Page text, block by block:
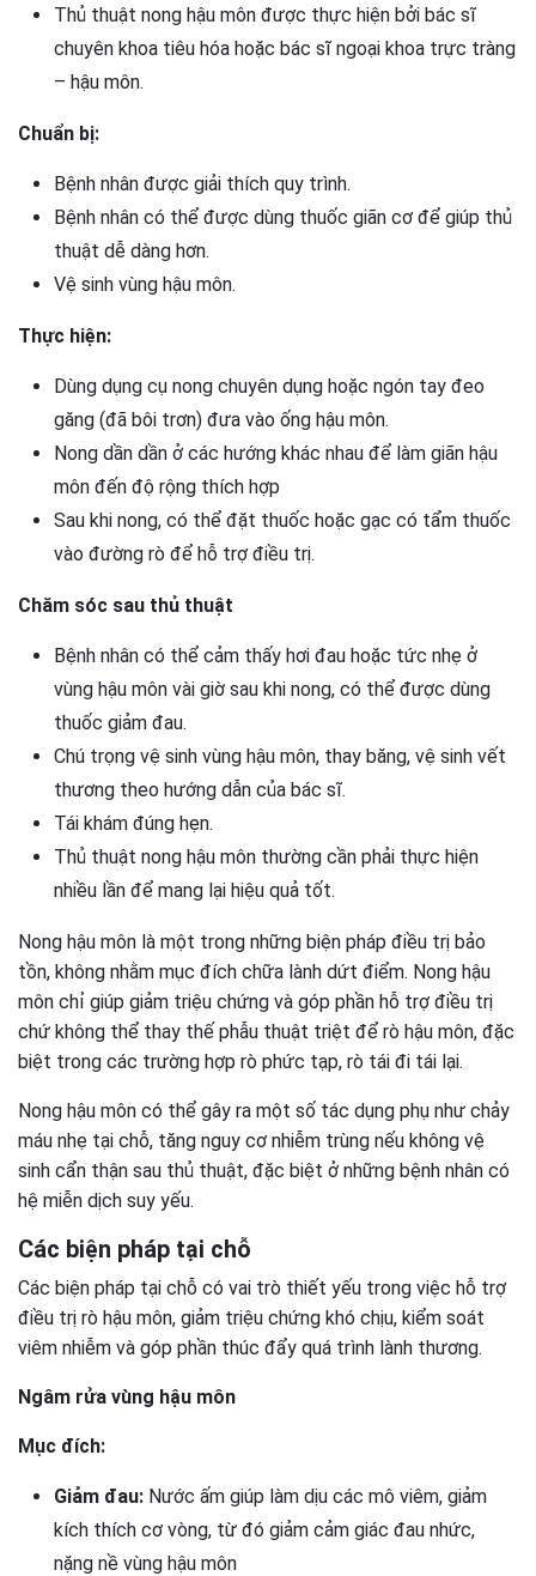
Thủ thuật nong hậu môn được thực hiện bởi bác sĩ
chuyên khoa tiêu hóa hoặc bác sĩ ngoại khoa trực tràng
– hậu môn.
Chuẩn bị:
Bệnh nhân được giải thích quy trình.
Bệnh nhân có thể được dùng thuốc giãn cơ để giúp thủ
thuật dễ dàng hơn.
Vệ sinh vùng hậu môn.
Thực hiện:
Dùng dụng cụ nong chuyên dụng hoặc ngón tay đeo
găng (đã bôi trơn) đưa vào ống hậu môn.
Nong dần dần ở các hướng khác nhau để làm giãn hậu
môn đến độ rộng thích hợp
Sau khi nong, có thể đặt thuốc hoặc gạc có tẩm thuốc
vào đường rò để hỗ trợ điều trị.
Chăm sóc sau thủ thuật
Bệnh nhân có thể cảm thấy hơi đau hoặc tức nhẹ ở
vùng hậu môn vài giờ sau khi nong, có thể được dùng
thuốc giảm đau.
Chú trọng vệ sinh vùng hậu môn, thay băng, vệ sinh vết
thương theo hướng dẫn của bác sĩ.
Tái khám đúng hẹn.
Thủ thuật nong hậu môn thường cần phải thực hiện
nhiều lần để mang lại hiệu quả tốt.
Nong hậu môn là một trong những biện pháp điều trị bảo
tồn, không nhằm mục đích chữa lành dứt điểm. Nong hậu
môn chỉ giúp giảm triệu chứng và góp phần hỗ trợ điều trị
chứ không thể thay thế phẫu thuật triệt để rò hậu môn, đặc
biệt trong các trường hợp rò phức tạp, rò tái đi tái lại.
Nong hậu môn có thể gây ra một số tác dụng phụ như chảy
máu nhẹ tại chỗ, tăng nguy cơ nhiễm trùng nếu không vệ
sinh cẩn thận sau thủ thuật, đặc biệt ở những bệnh nhân có
hệ miễn dịch suy yếu.
Các biện pháp tại chỗ
Các biện pháp tại chỗ có vai trò thiết yếu trong việc hỗ trợ
điều trị rò hậu môn, giảm triệu chứng khó chịu, kiểm soát
viêm nhiễm và góp phần thúc đẩy quá trình lành thương.
Ngâm rửa vùng hậu môn
Mục đích:
Giảm đau: Nước ấm giúp làm dịu các mô viêm, giảm
kích thích cơ vòng, từ đó giảm cảm giác đau nhức,
nặng nề vùng hậu môn